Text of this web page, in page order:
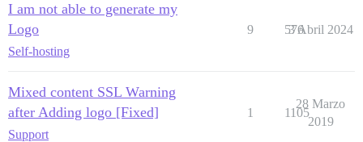
I am not able to generate my
Logo
Self-hosting
9 576
3 Abril 2024
Mixed content SSL Warning
after Adding logo [Fixed]
Support
1 1105
28 Marzo
2019